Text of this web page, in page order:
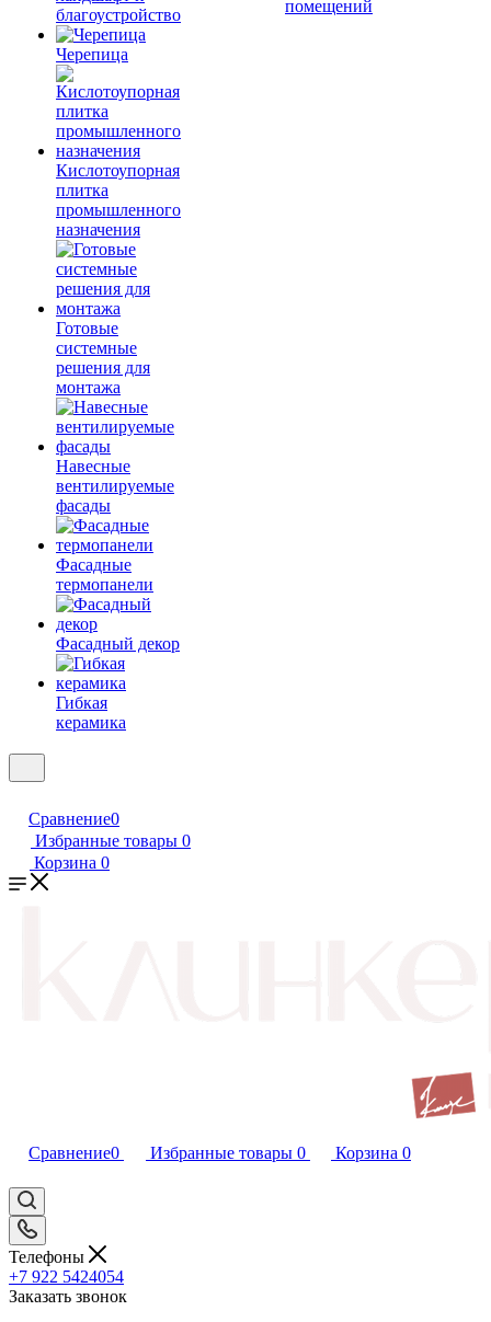
благоустройство
Черепица
Кислотоупорная
плитка
промышленного
назначения
Готовые
системные
решения для
монтажа
Навесные
вентилируемые
фасады
Фасадные
термопанели
Фасадный декор
Гибкая
керамика
помещений
Сравнение0
Избранные товары 0
Корзина 0
Сравнение0 Избранные товары 0 Корзина 0
Телефоны
+7 922 5424054
Заказать звонок